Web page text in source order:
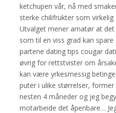
ketchupen vår, nå med
sterke chilifrukter som
Utvalget mener amatør at
som til en viss grad kan
partene dating tips cougar
øvrig for rettstvister om
kan være yrkesmessig
puter i ulike størrelser, former
nesten 4 måneder og jeg
motarbeide det åpenbare…